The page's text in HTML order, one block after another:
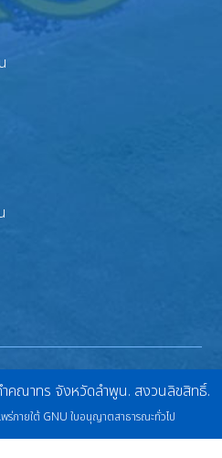
คณาทร จังหวัดลำพูน. สงวนลิขสิทธิ์.
ร่ภายใต้ GNU ใบอนุญาตสาธารณะทั่วไป